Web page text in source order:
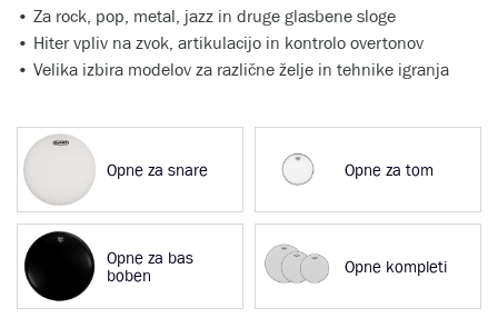
• Za rock, pop, metal, jazz in druge glasbene sloge
• Hiter vpliv na zvok, artikulacijo in kontrolo overtonov
• Velika izbira modelov za različne želje in tehnike igranja
Opne za snare Opne za tom
Opne za bas
boben
Opne kompleti